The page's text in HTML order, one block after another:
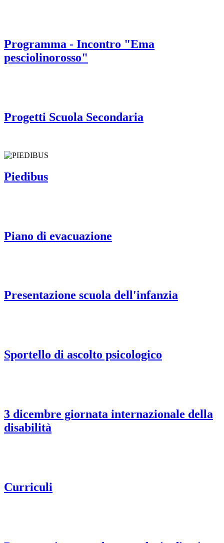
Programma - Incontro "Ema
pesciolinorosso"
Progetti Scuola Secondaria
Piedibus
Piano di evacuazione
Presentazione scuola dell'infanzia
Sportello di ascolto psicologico
3 dicembre giornata internazionale della
disabilità
Curriculi